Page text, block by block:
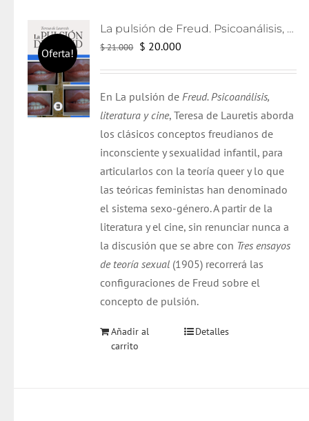
Oferta!
La pulsión de Freud. Psicoanálisis, literatura y cine
$21.000 El
era:
$ 21.000.
$ 20.000
es:
$ 20.000.
En La pulsión deFreud. Psicoanálisis,
literatura y cine, Teresa de Lauretis aborda
los clásicos conceptos freudianos de
inconsciente y sexualidad infantil, para
articularlos con la teoría queer y lo que
las teóricas feministas han denominado
el sistema sexo-género. A partir de la
literatura y el cine, sin renunciar nunca a
la discusión que se abre con Tres ensayos
de teoría sexual (1905) recorrerá las
configuraciones de Freud sobre el
concepto de pulsión.
Añadir al
carrito
Detalles